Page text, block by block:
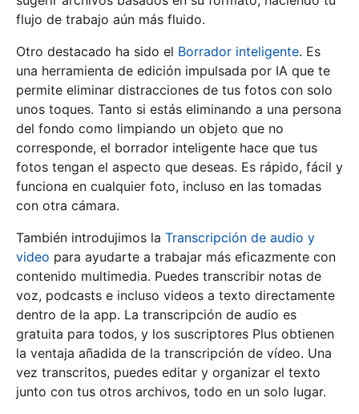
flujo de trabajo aún más fluido.
Otro destacado ha sido el Borrador inteligente. Es
una herramienta de edición impulsada por IA que te
permite eliminar distracciones de tus fotos con solo
unos toques. Tanto si estás eliminando a una persona
del fondo como limpiando un objeto que no
corresponde, el borrador inteligente hace que tus
fotos tengan el aspecto que deseas. Es rápido, fácil y
funciona en cualquier foto, incluso en las tomadas
con otra cámara.
También introdujimos la Transcripción de audio y
video para ayudarte a trabajar más eficazmente con
contenido multimedia. Puedes transcribir notas de
voz, podcasts e incluso videos a texto directamente
dentro de la app. La transcripción de audio es
gratuita para todos, y los suscriptores Plus obtienen
la ventaja añadida de la transcripción de vídeo. Una
vez transcritos, puedes editar y organizar el texto
junto con tus otros archivos, todo en un solo lugar.